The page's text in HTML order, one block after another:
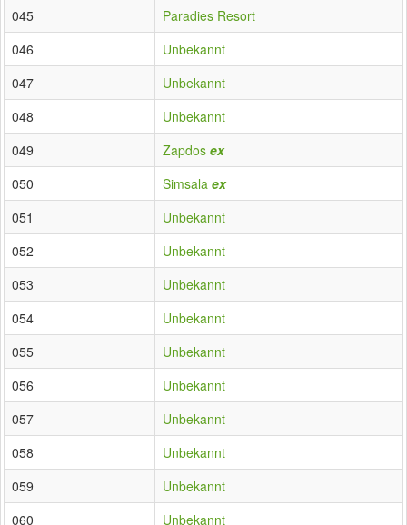
045
Paradies Resort
046
Unbekannt
047
Unbekannt
048
Unbekannt
049
Zapdos ex
050
Simsala ex
051
Unbekannt
052
Unbekannt
053
Unbekannt
054
Unbekannt
055
Unbekannt
056
Unbekannt
057
Unbekannt
058
Unbekannt
059
Unbekannt
060
Unbekannt